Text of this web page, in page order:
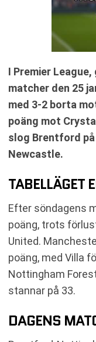
I Premier
matcher den 25
med 3-2 borta
poäng mot
slog Brentford
Newcastle.
TABELLÄGET
Efter söndagens
poäng, trots
United.
poäng, med Villa
Nottingham
stannar på 33.
DAGENS